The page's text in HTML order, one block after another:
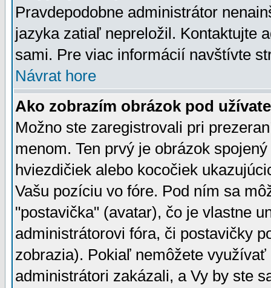
Pravdepodobne administrátor
jazyka zatiaľ nepreložil. Kontaktujte
sami. Pre viac informácií navštívte
Návrat hore
Ako zobrazím obrázok pod
Možno ste zaregistrovali pri
menom. Ten prvý je obrázok
hviezdičiek alebo kocočiek
Vašu pozíciu vo fóre. Pod ním sa
"postavička" (avatar), čo je vlastne
administrátorovi fóra, či postavičky
zobrazia). Pokiaľ nemôžete
administrátori zakázali, a Vy by ste